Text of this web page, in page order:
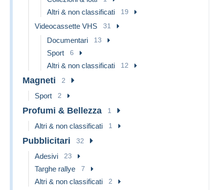
Altri & non classificati 19
Videocassette VHS 31
Documentari 13
Sport 6
Altri & non classificati 12
Magneti 2
Sport 2
Profumi & Bellezza 1
Altri & non classificati 1
Pubblicitari 32
Adesivi 23
Targhe rallye 7
Altri & non classificati 2